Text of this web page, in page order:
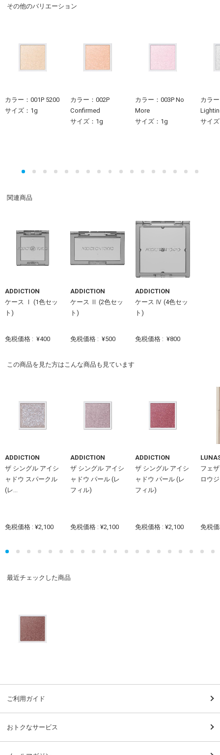
その他のバリエーション
カラー：001P 5200
サイズ：1g
カラー：002P
Confirmed
サイズ：1g
カラー：003P No
More
サイズ：1g
カラ
サイ
関連商品
ADDICTION
ケース Ⅰ (1色セッ
ト)
免税価格 : ¥400
ADDICTION
ケース Ⅱ (2色セッ
ト)
免税価格 : ¥500
ADDICTION
ケース Ⅳ (4色セッ
ト)
免税価格 : ¥800
この商品を見た方はこんな商品も見ています
ADDICTION
ザ シングル アイシ
ャドウ スパークル
(レ...
免税価格 : ¥2,100
ADDICTION
ザ シングル アイシ
ャドウ パール (レ
フィル)
免税価格 : ¥2,100
ADDICTION
ザ シングル アイシ
ャドウ パール (レ
フィル)
免税価格 : ¥2,100
フェ
ロウ
免税
最近チェックした商品
ご利用ガイド
おトクなサービス